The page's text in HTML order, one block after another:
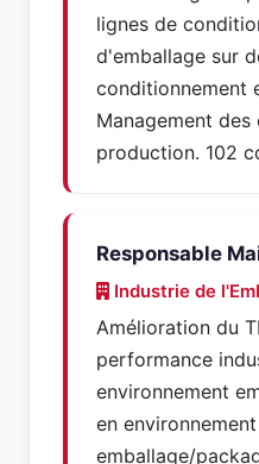
lignes de
d'emballage sur
conditionnement
Management des
production. 102
Responsable
Industrie de
Amélioration du
performance
environnement
en environnement
emballage/